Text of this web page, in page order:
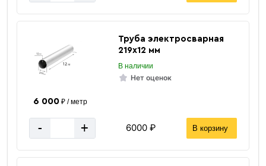
Труба электросварная
219х12 мм
В наличии
Нет оценок
6 000₽ / метр
- + 6000 ₽ В корзину
13.5 кг
Размер
ГОСТ 17375-2001
Цвет
Страна производства Россия
Тип присоединения Под приварку
Тип фитинга Отводы